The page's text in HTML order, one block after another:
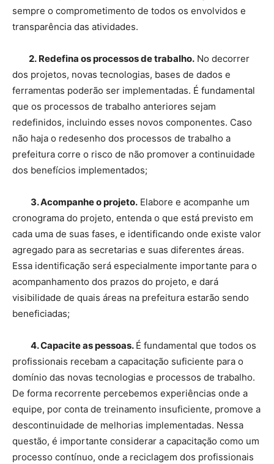
sempre o comprometimento de todos os envolvidos e
transparência das atividades.
2. Redefina os processos de trabalho. No decorrer
dos projetos, novas tecnologias, bases de dados e
ferramentas poderão ser implementadas. É fundamental
que os processos de trabalho anteriores sejam
redefinidos, incluindo esses novos componentes. Caso
não haja o redesenho dos processos de trabalho a
prefeitura corre o risco de não promover a continuidade
dos benefícios implementados;
3. Acompanhe o projeto. Elabore e acompanhe um
cronograma do projeto, entenda o que está previsto em
cada uma de suas fases, e identificando onde existe valor
agregado para as secretarias e suas diferentes áreas.
Essa identificação será especialmente importante para o
acompanhamento dos prazos do projeto, e dará
visibilidade de quais áreas na prefeitura estarão sendo
beneficiadas;
4. Capacite as pessoas. É fundamental que todos os
profissionais recebam a capacitação suficiente para o
domínio das novas tecnologias e processos de trabalho.
De forma recorrente percebemos experiências onde a
equipe, por conta de treinamento insuficiente, promove a
descontinuidade de melhorias implementadas. Nessa
questão, é importante considerar a capacitação como um
processo contínuo, onde a reciclagem dos profissionais